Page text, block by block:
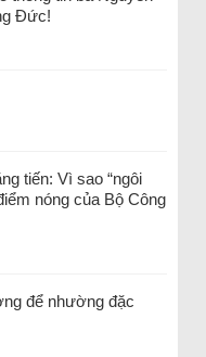
Đức!
tiến: Vì sao “ngôi
nóng của Bộ Công
để nhường đặc